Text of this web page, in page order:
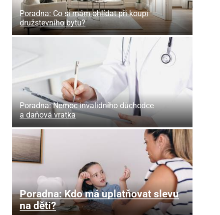
Poradna: Co si mám ohlídat při koupi
družstevního bytu?
Poradna: Nemoc invalidního důchodce
a daňová vratka
Poradna: Kdo má uplatňovat slevu
na děti?